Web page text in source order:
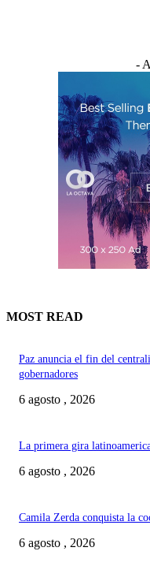
-
MOST READ
Paz anuncia el fin del
gobernadores
6 agosto , 2026
La primera gira
6 agosto , 2026
Camila Zerda conquista la
6 agosto , 2026